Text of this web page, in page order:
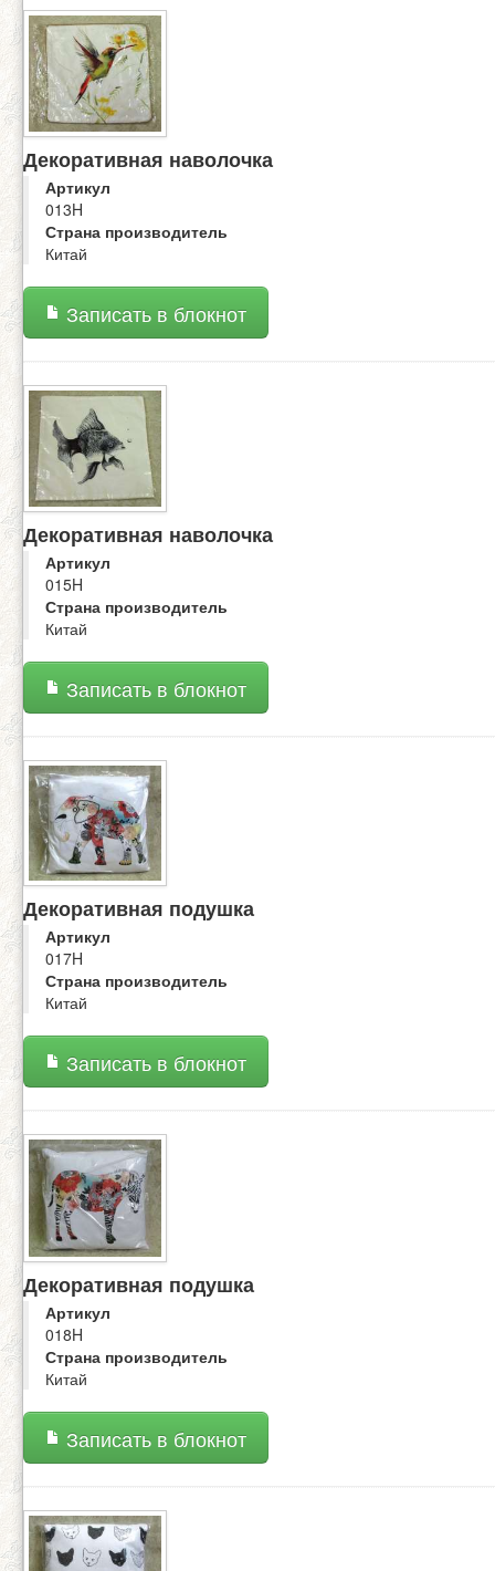
Декоративная наволочка
Артикул
013H
Страна производитель
Китай
Записать в блокнот
Декоративная наволочка
Артикул
015H
Страна производитель
Китай
Записать в блокнот
Декоративная подушка
Артикул
017H
Страна производитель
Китай
Записать в блокнот
Декоративная подушка
Артикул
018H
Страна производитель
Китай
Записать в блокнот